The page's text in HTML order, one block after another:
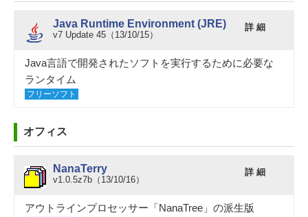
Java Runtime Environment (JRE)
v7 Update 45（13/10/15）
詳 細
Java言語で開発されたソフトを実行するために必要な
ランタイム
フリーソフト
オフィス
NanaTerry
v1.0.5z7b（13/10/16）
詳 細
アウトラインプロセッサー「NanaTree」の派生版